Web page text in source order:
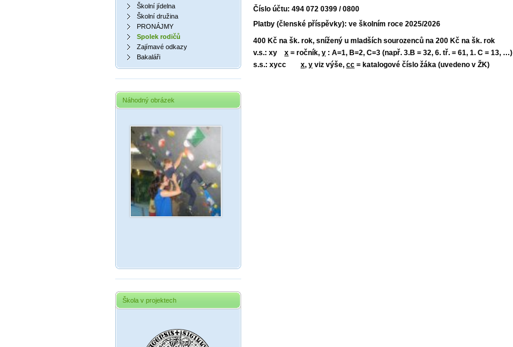
Školní jídelna
Školní družina
PRONÁJMY
Spolek rodičů
Zajímavé odkazy
Bakaláři
Náhodný obrázek
Škola v projektech
Číslo účtu: 494 072 0399 / 0800
Platby (členské příspěvky): ve školním roce 2025/2026
400 Kč na šk. rok, snížený u mladších sourozenců na 200 Kč na šk. rok
v.s.: xy x = ročník, y : A=1, B=2, C=3 (např. 3.B = 32, 6. tř. = 61, 1. C = 13, …)
s.s.: xycc x, y viz výše, cc = katalogové číslo žáka (uvedeno v ŽK)